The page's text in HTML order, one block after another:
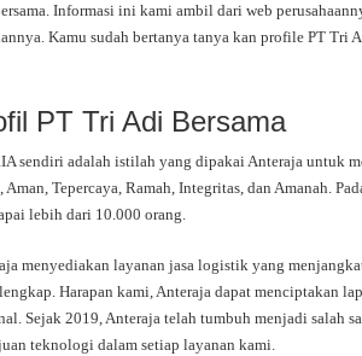
Informasi ini kami ambil dari web
Kamu sudah bertanya tanya kan profile PT Tri
PT Tri Adi Bersama
sendiri adalah istilah yang dipakai Anteraja untuk
Aman, Tepercaya, Ramah, Integritas, dan Amanah.
lebih dari 10.000 orang.
menyediakan layanan jasa logistik yang
Harapan kami, Anteraja dapat menciptakan
Sejak 2019, Anteraja telah tumbuh menjadi salah
teknologi dalam setiap layanan kami.